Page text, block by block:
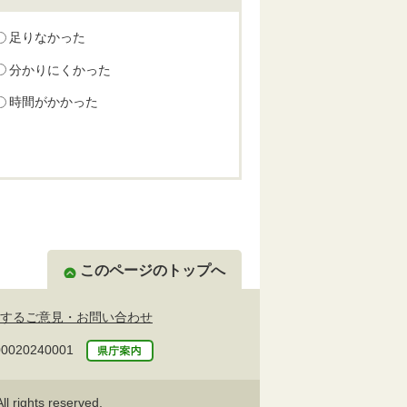
足りなかった
分かりにくかった
時間がかかった
このページのトップへ
るご意見・お問い合わせ
rights reserved.